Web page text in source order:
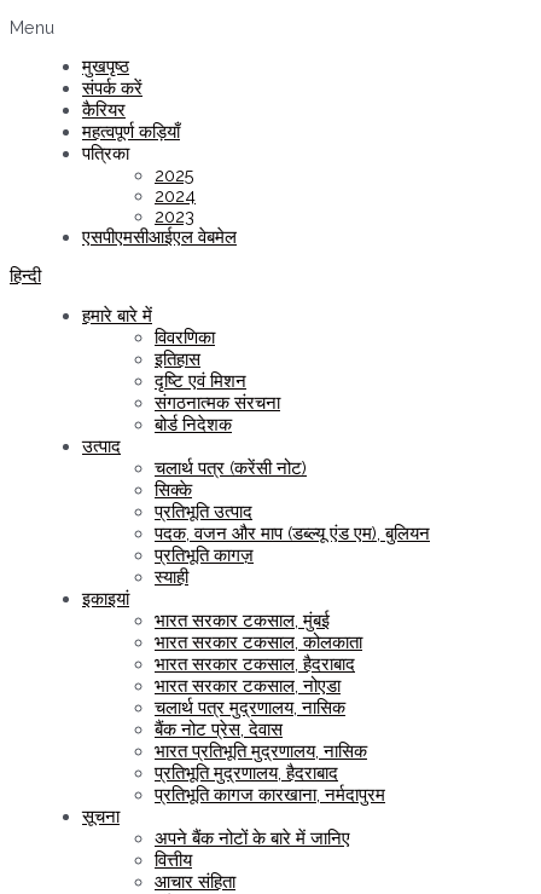
Menu
मुखपृष्ठ
संपर्क करें
कैरियर
महत्वपूर्ण कड़ियाँ
पत्रिका
2025
2024
2023
एसपीएमसीआईएल वेबमेल
हिन्दी
हमारे बारे में
विवरणिका
इतिहास
दृष्टि एवं मिशन
संगठनात्मक संरचना
बोर्ड निदेशक
उत्पाद
चलार्थ पत्र (करेंसी नोट)
सिक्के
प्रतिभूति उत्पाद
पदक, वजन और माप (डब्ल्यू एंड एम), बुलियन
प्रतिभूति कागज़
स्याही
इकाइयां
भारत सरकार टकसाल, मुंबई
भारत सरकार टकसाल, कोलकाता
भारत सरकार टकसाल, हैदराबाद
भारत सरकार टकसाल, नोएडा
चलार्थ पत्र मुद्रणालय, नासिक
बैंक नोट प्रेस, देवास
भारत प्रतिभूति मुद्रणालय, नासिक
प्रतिभूति मुद्रणालय, हैदराबाद
प्रतिभूति कागज कारखाना, नर्मदापुरम
सूचना
अपने बैंक नोटों के बारे में जानिए
वित्तीय
आचार संहिता